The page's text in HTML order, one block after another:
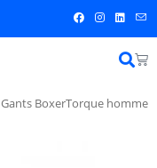
Gants BoxerTorque homme